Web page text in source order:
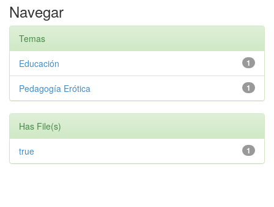
Navegar
Temas
1
Educación
1
Pedagogía Erótica
Has File(s)
1
true